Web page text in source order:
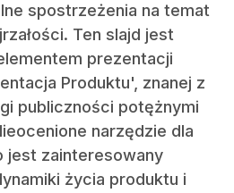
spostrzeżenia na temat
Ten slajd jest
prezentacji
Produktu', znanej z
publiczności potężnymi
narzędzie dla
jest zainteresowany
życia produktu i